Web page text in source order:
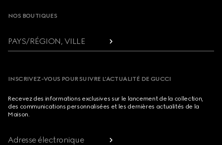
NOS BOUTIQUES
PAYS/RÉGION, VILLE
INSCRIVEZ-VOUS POUR SUIVRE L’ACTUALITÉ DE GUCCI
Recevez des informations exclusives sur le lancement de la collection,
des communications personnalisées et les dernières actualités de la
Maison.
Adresse électronique